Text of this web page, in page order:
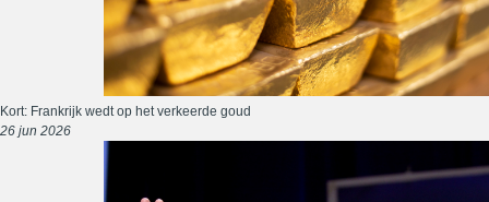
Kort: Frankrijk wedt op het verkeerde goud
26 jun 2026